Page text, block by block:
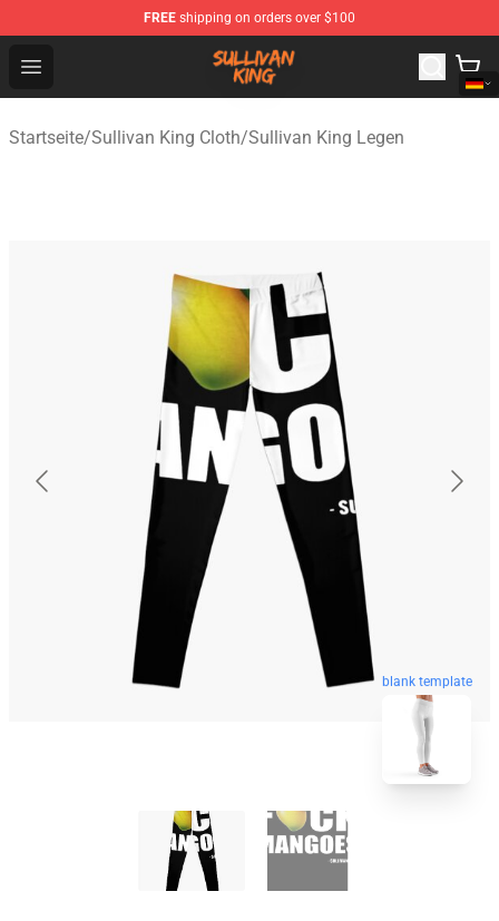
FREE shipping on orders over $100
Open menu
Sullivan King Shop - Official Sullivan King Merchandise
Startseite/Sullivan King Cloth/Sullivan King Legen
blank template